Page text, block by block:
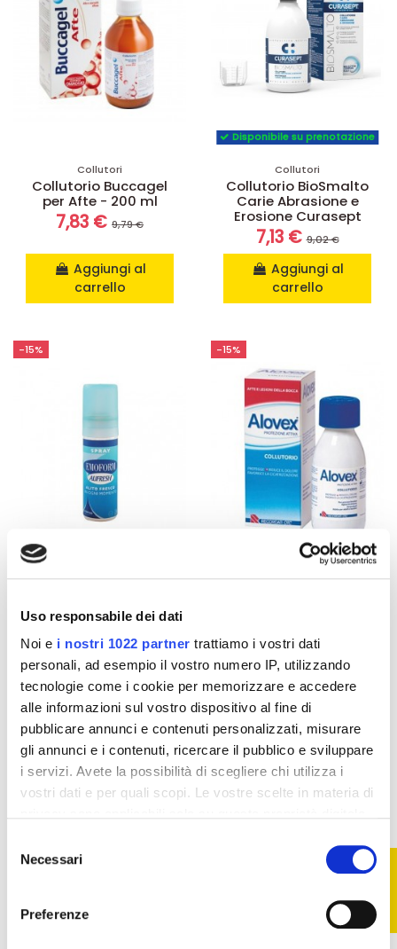
Uso responsabile dei dati
Noi e i nostri 1022 partner trattiamo i vostri dati
personali, ad esempio il vostro numero IP, utilizzando
tecnologie come i cookie per memorizzare e accedere
alle informazioni sul vostro dispositivo al fine di
pubblicare annunci e contenuti personalizzati, misurare
gli annunci e i contenuti, ricercare il pubblico e sviluppare
i servizi. Avete la possibilità di scegliere chi utilizza i
vostri dati e per quali scopi. Le vostre scelte in materia di
modificare o revocare il proprio consenso in qualsiasi
momento dalla Dichiarazione sui cookie o facendo clic
delNecessari
Preferenze
Collutori
Collutorio Buccagel
per Afte - 200 ml
7,83 € 9,79 €
Aggiungi al
carrello
Disponibile su prenotazione
Collutori
Collutorio BioSmalto
Carie Abrasione e
Erosione Curasept
7,13 €9,02 €
Aggiungi al
carrello
-15%
Disponibile su prenotazione
Collutori
Spray - 20 ml
3,93 €4,62 €
Aggiungi al
carrello
-15%
Igiene orale
11,97 €14,08 €
Aggiungi al
carrello
-21%
FILTRO